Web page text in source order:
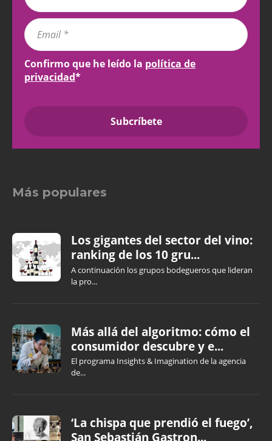
Confirmo que he leído la política de
privacidad*
Más populares
Los gigantes del sector del vino:
ranking de los 10 gru...
A continuación los grupos bodegueros que lideran
la pro...
Más allá del algoritmo: cómo el
consumidor descubre y e...
El programa Insights & Imagination de la agencia
de...
‘La chispa que prendió el fuego’,
San Sebastián Gastron...